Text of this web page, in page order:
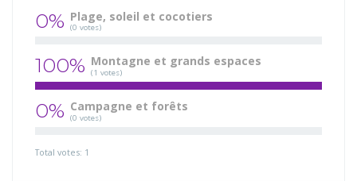
0% Plage, soleil et cocotiers
(0 votes)
100% Montagne et grands espaces
(1 votes)
0% Campagne et forêts
(0 votes)
Total votes: 1